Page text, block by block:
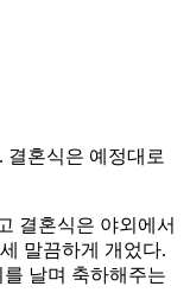
결혼식은 예정대로
결혼식은 야외에서
말끔하게 개었다.
날며 축하해주는